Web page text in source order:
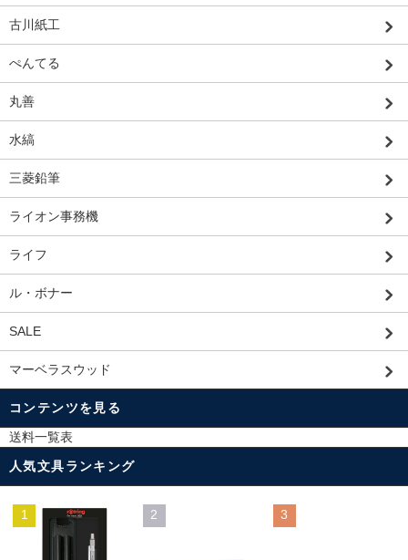
古川紙工
ぺんてる
丸善
水縞
三菱鉛筆
ライオン事務機
ライフ
ル・ボナー
SALE
マーベラスウッド
コンテンツを見る
送料一覧表
人気文具ランキング
1 2 3